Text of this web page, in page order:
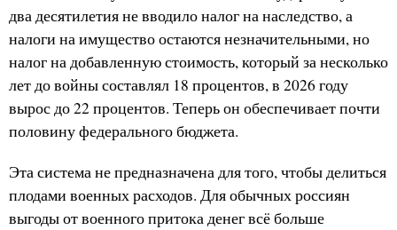
два десятилетия не вводило налог на наследство, а
налоги на имущество остаются незначительными, но
налог на добавленную стоимость, который за несколько
лет до войны составлял 18 процентов, в 2026 году
вырос до 22 процентов. Теперь он обеспечивает почти
половину федерального бюджета.
Эта система не предназначена для того, чтобы делиться
плодами военных расходов. Для обычных россиян
выгоды от военного притока денег всё больше